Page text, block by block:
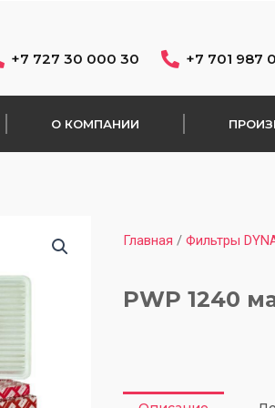
+7 727 30 000 30 +7 701 987
О КОМПАНИИ
Главная / Фильтры
PWP 1240